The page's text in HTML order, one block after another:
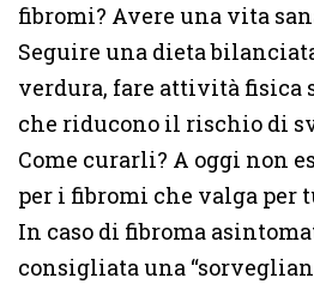
fibromi? Avere una vita
Seguire una dieta
verdura, fare attività fisica
che riducono il rischio di
Come curarli? A oggi non
per i fibromi che valga per
In caso di fibroma
consigliata una